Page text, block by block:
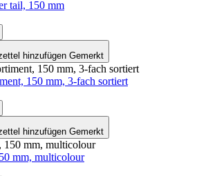
tail, 150 mm
hinzufügen Gemerkt
150 mm, 3-fach sortiert
hinzufügen Gemerkt
mm, multicolour